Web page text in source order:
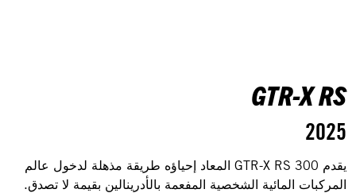
GTR-X RS
2025
يقدم GTR-X RS 300 المعاد إحياؤه طريقة مذهلة لدخول عالم
المركبات المائية الشخصية المفعمة بالأدرينالين بقيمة لا تصدق.